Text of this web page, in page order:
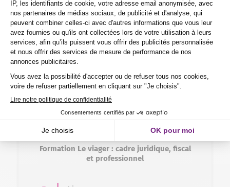
Jeune de 15 à 29 ans
Éligible VAE
Formation professionnelle
Commerce – Vente > Immobilier
Formation Le viager : cadre juridique, fiscal
et professionnel